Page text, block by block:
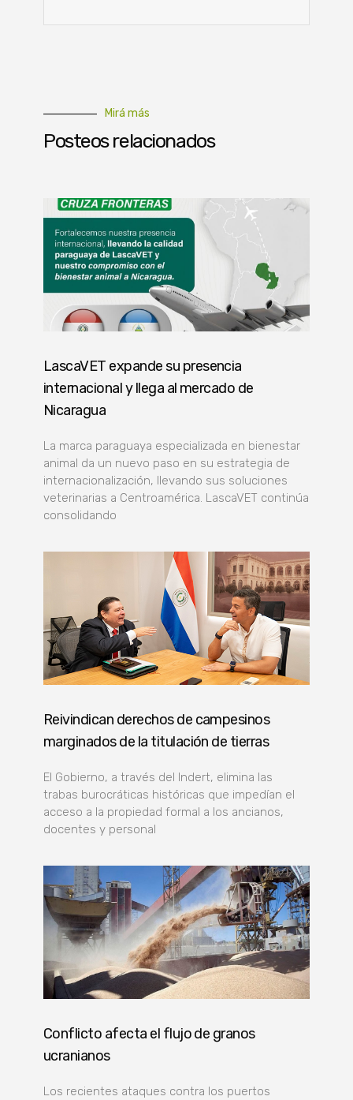
Mirá más
Posteos relacionados
LascaVET expande su presencia
internacional y llega al mercado de
Nicaragua
La marca paraguaya especializada en bienestar
animal da un nuevo paso en su estrategia de
internacionalización, llevando sus soluciones
veterinarias a Centroamérica. LascaVET continúa
consolidando
Reivindican derechos de campesinos
marginados de la titulación de tierras
El Gobierno, a través del Indert, elimina las
trabas burocráticas históricas que impedían el
acceso a la propiedad formal a los ancianos,
docentes y personal
Conflicto afecta el flujo de granos
ucranianos
Los recientes ataques contra los puertos